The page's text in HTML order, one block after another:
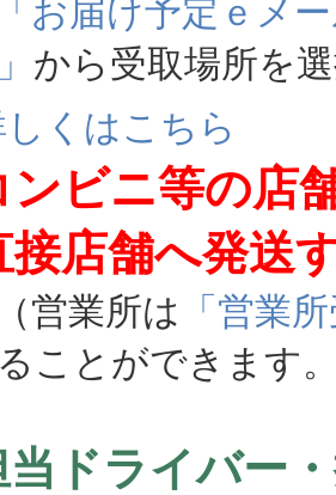
「お届け予定ｅメ
から受取場所を
くはこちら
ビニ等の店
接店舗へ発送
業所は 「営業
ことができます
当ドライバー